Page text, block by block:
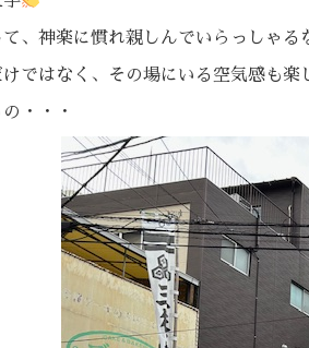
て、神楽に慣れ親しんでいらっしゃる
ではなく、その場にいる空気感も楽
・・・